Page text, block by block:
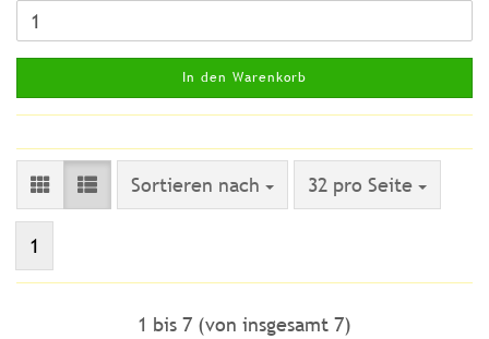
In den Warenkorb
Sortieren nach
Sortieren nach 32 pro Seite
pro Seite
1
1 bis 7 (von insgesamt 7)